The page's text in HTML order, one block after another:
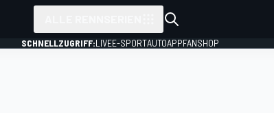
SCHNELLZUGRIFF:LIVEE-SPORTAUTOAPPFANSHOP